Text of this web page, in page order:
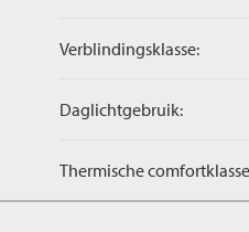
Verblindingsklasse:
Daglichtgebruik:
Thermische